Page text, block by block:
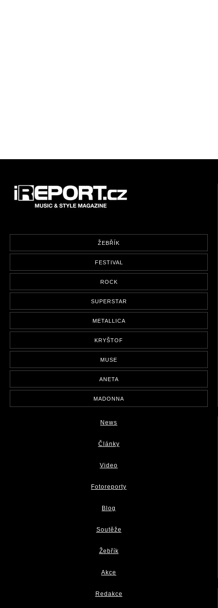
ŽEBŘÍK
FESTIVAL
ROCK
SUPERSTAR
METALLICA
KRYŠTOF
MUSE
ANETA
MADONNA
News
Články
Video
Fotoreporty
Blog
Soutěže
Žebřík
Akce
Redakce